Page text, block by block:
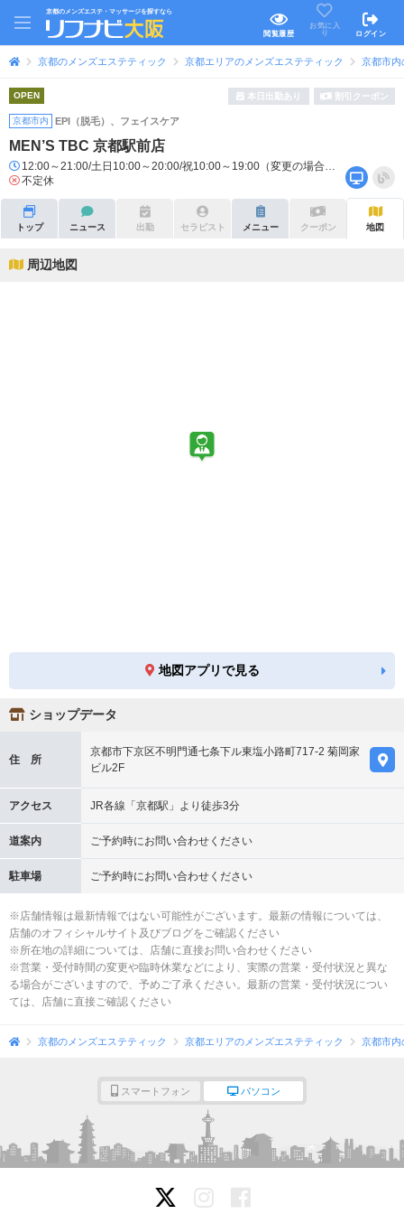
京都のメンズエステ・マッサージを探すなら
閲覧履歴
お気に入
り
ログイン
京都のメンズエステティック 京都エリアのメンズエステティック 京都市内
OPEN 本日出勤あり 割引クーポン
京都市内 EPI（脱毛）、フェイスケア
MEN’S TBC 京都駅前店
12:00～21:00/土日10:00～20:00/祝10:00～19:00（変更の場合あり）
不定休
トップ ニュース 出勤 セラピスト メニュー クーポン 地図
周辺地図
地図アプリで見る
ショップデータ
住 所
京都市下京区不明門通七条下ル東塩小路町717-2 菊岡家
ビル2F
アクセス JR各線「京都駅」より徒歩3分
道案内 ご予約時にお問い合わせください
駐車場 ご予約時にお問い合わせください
※店舗情報は最新情報ではない可能性がございます。最新の情報については、
店舗のオフィシャルサイト及びブログをご確認ください
※所在地の詳細については、店舗に直接お問い合わせください
※営業・受付時間の変更や臨時休業などにより、実際の営業・受付状況と異な
る場合がございますので、予めご了承ください。最新の営業・受付状況につい
ては、店舗に直接ご確認ください
京都のメンズエステティック 京都エリアのメンズエステティック 京都市内
スマートフォン パソコン